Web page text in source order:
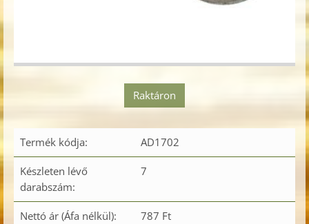
Raktáron
Termék kódja: AD1702
Készleten lévő
darabszám:
7
Nettó ár (Áfa nélkül): 787 Ft